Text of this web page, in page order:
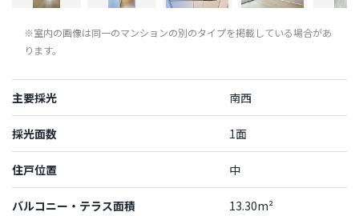
※室内の画像は同一のマンションの別のタイプを掲載している場合があ
ります。
主要採光 南西
採光面数 1面
住戸位置 中
バルコニー・テラス面積 13.30m²